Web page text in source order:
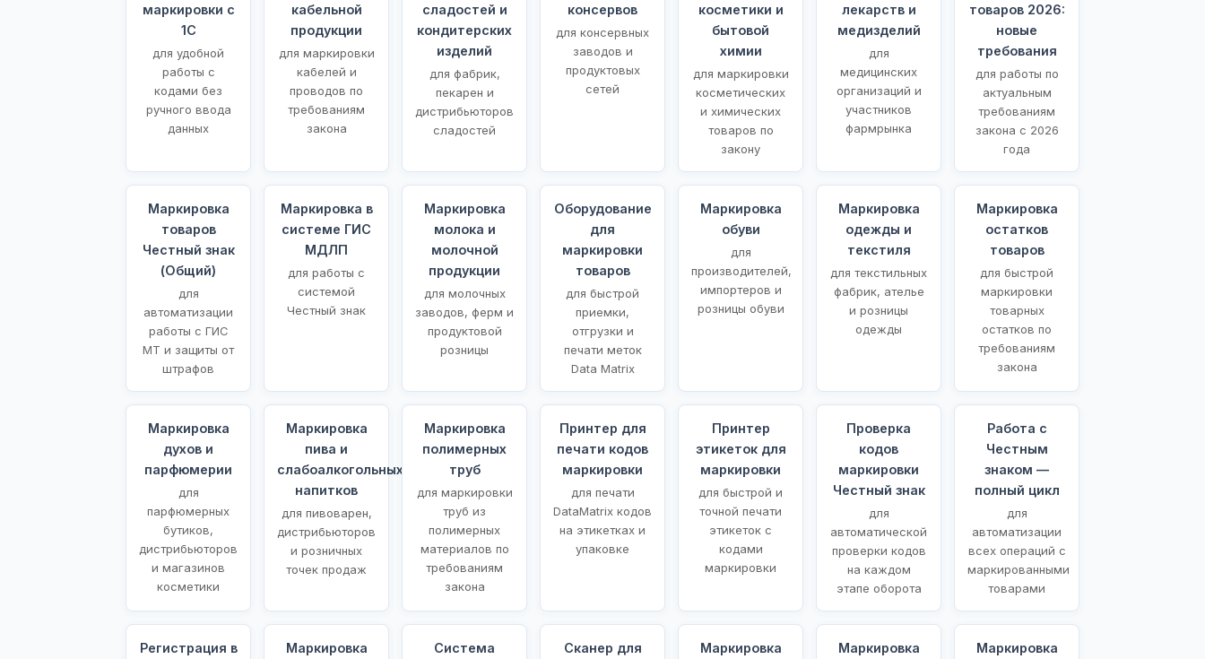
маркировки с
1С
для удобной
работы с
кодами без
ручного ввода
данных
кабельной
продукции
для маркировки
кабелей и
проводов по
требованиям
закона
сладостей и
кондитерских
изделий
для фабрик,
пекарен и
дистрибьюторов
сладостей
консервов
для консервных
заводов и
продуктовых
сетей
косметики и
бытовой
химии
для маркировки
косметических
и химических
товаров по
закону
лекарств и
медизделий
для
медицинских
организаций и
участников
фармрынка
товаров 2026:
новые
требования
для работы по
актуальным
требованиям
закона с 2026
года
Маркировка
товаров
Честный знак
(Общий)
для
автоматизации
работы с ГИС
МТ и защиты от
штрафов
Маркировка в
системе ГИС
МДЛП
для работы с
системой
Честный знак
Маркировка
молока и
молочной
продукции
для молочных
заводов, ферм и
продуктовой
розницы
Оборудование
для
маркировки
товаров
для быстрой
приемки,
отгрузки и
печати меток
Data Matrix
Маркировка
обуви
для
производителей,
импортеров и
розницы обуви
Маркировка
одежды и
текстиля
для текстильных
фабрик, ателье
и розницы
одежды
Маркировка
остатков
товаров
для быстрой
маркировки
товарных
остатков по
требованиям
закона
Маркировка
духов и
парфюмерии
для
парфюмерных
бутиков,
дистрибьюторов
и магазинов
косметики
Маркировка
пива и
слабоалкогольных
напитков
для пивоварен,
дистрибьюторов
и розничных
точек продаж
Маркировка
полимерных
труб
для маркировки
труб из
полимерных
материалов по
требованиям
закона
Принтер для
печати кодов
маркировки
для печати
DataMatrix кодов
на этикетках и
упаковке
Принтер
этикеток для
маркировки
для быстрой и
точной печати
этикеток с
кодами
маркировки
Проверка
кодов
маркировки
Честный знак
для
автоматической
проверки кодов
на каждом
этапе оборота
Работа с
Честным
знаком —
полный цикл
для
автоматизации
всех операций с
маркированными
товарами
Регистрация в
Маркировка
Система
Сканер для
Маркировка
Маркировка
Маркировка